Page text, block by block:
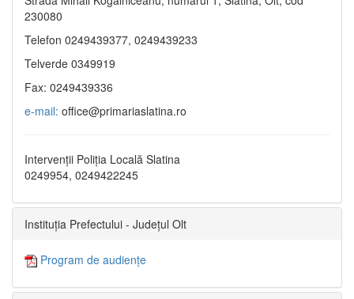
230080
Telefon 0249439377, 0249439233
Telverde 0349919
Fax: 0249439336
e-mail: office@primariaslatina.ro
Intervenții Poliția Locală Slatina
0249954, 0249422245
Instituția Prefectului - Județul Olt
Program de audiențe